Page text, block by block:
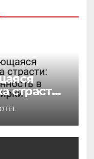
страсти:
в